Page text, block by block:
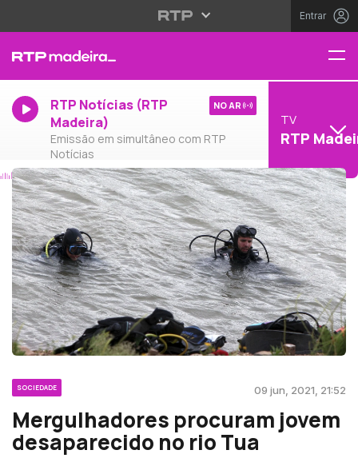
Entrar
RTP Notícias (RTP
Madeira)
Emissão em simultâneo com RTP
Notícias
NO AR
TV
RTP
SOCIEDADE 09 jun, 2021, 21:52
Mergulhadores procuram jovem
desaparecido no rio Tua